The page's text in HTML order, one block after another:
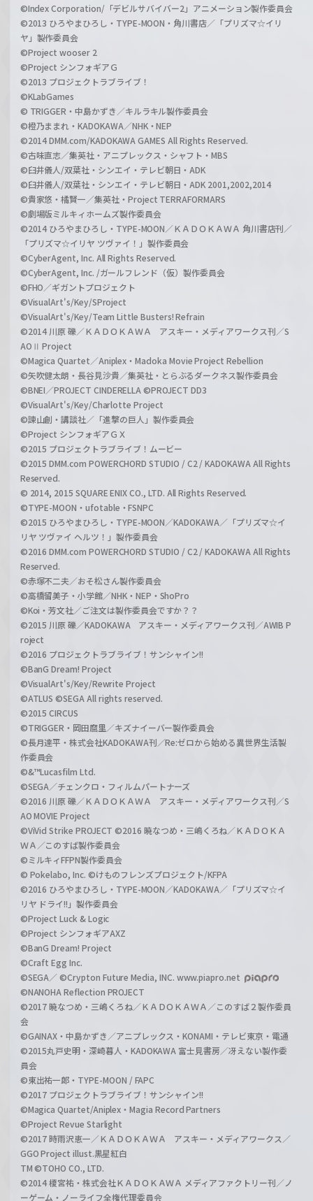
©Index Corporation/「デビルサバイバー2」アニメーション製作委員会
©2013 ひろやまひろし・TYPE-MOON・角川書店／「プリズマ☆イリ
ヤ」製作委員会
©Project wooser 2
©Project シンフォギアＧ
©2013 プロジェクトラブライブ！
©KLabGames
© TRIGGER・中島かずき／キルラキル製作委員会
©橙乃ままれ・KADOKAWA／NHK・NEP
©2014 DMM.com/KADOKAWA GAMES All Rights Reserved.
©古味直志／集英社・アニプレックス・シャフト・MBS
©臼井儀人/双葉社・シンエイ・テレビ朝日・ADK
©臼井儀人/双葉社・シンエイ・テレビ朝日・ADK 2001,2002,2014
©貴家悠・橘賢一／集英社・Project TERRAFORMARS
©劇場版ミルキィホームズ製作委員会
©2014 ひろやまひろし・TYPE-MOON／ＫＡＤＯＫＡＷＡ 角川書店刊／
「プリズマ☆イリヤ ツヴァイ！」製作委員会
©CyberAgent, Inc. All Rights Reserved.
©CyberAgent, Inc. /ガールフレンド（仮）製作委員会
©FHO／ギガントプロジェクト
©VisualArt's/Key/SProject
©VisualArt's/Key/Team Little Busters! Refrain
©2014 川原 礫／ＫＡＤＯＫＡＷＡ アスキー・メディアワークス刊／S
AOⅡ Project
©Magica Quartet／Aniplex・Madoka Movie Project Rebellion
©矢吹健太朗・長谷見沙貴／集英社・とらぶるダークネス製作委員会
©BNEI／PROJECT CINDERELLA ©PROJECT DD3
©VisualArt's/Key/Charlotte Project
©諫山創・講談社／「進撃の巨人」製作委員会
©Project シンフォギアＧＸ
©2015 プロジェクトラブライブ！ムービー
©2015 DMM.com POWERCHORD STUDIO / C2 / KADOKAWA All Rights
Reserved.
© 2014, 2015 SQUARE ENIX CO., LTD. All Rights Reserved.
©TYPE-MOON・ufotable・FSNPC
©2015 ひろやまひろし・TYPE-MOON／KADOKAWA／「プリズマ☆イ
リヤ ツヴァイ ヘルツ！」製作委員会
©2016 DMM.com POWERCHORD STUDIO / C2 / KADOKAWA All Rights
Reserved.
©赤塚不二夫／おそ松さん製作委員会
©高橋留美子・小学館／NHK・NEP・ShoPro
©Koi・芳文社／ご注文は製作委員会ですか？？
©2015 川原 礫／KADOKAWA アスキー・メディアワークス刊／AWIB P
roject
©2016 プロジェクトラブライブ！サンシャイン!!
©BanG Dream! Project
©VisualArt's/Key/Rewrite Project
©ATLUS ©SEGA All rights reserved.
©2015 CIRCUS
©TRIGGER・岡田麿里／キズナイーバー製作委員会
©長月達平・株式会社KADOKAWA刊／Re:ゼロから始める異世界生活製
作委員会
©&™Lucasfilm Ltd.
©SEGA／チェンクロ・フィルムパートナーズ
©2016 川原 礫／ＫＡＤＯＫＡＷＡ アスキー・メディアワークス刊／S
AO MOVIE Project
©ViVid Strike PROJECT ©2016 暁なつめ・三嶋くろね／ＫＡＤＯＫＡ
ＷＡ／このすば製作委員会
©ミルキィFFPN製作委員会
© Pokelabo, Inc. ©けものフレンズプロジェクト/KFPA
©2016 ひろやまひろし・TYPE-MOON／KADOKAWA／「プリズマ☆イ
リヤ ドライ!!」製作委員会
©Project Luck & Logic
©Project シンフォギアAXZ
©BanG Dream! Project
©Craft Egg Inc.
©SEGA／ ©Crypton Future Media, INC. www.piapro.net
©NANOHA Reflection PROJECT
©2017 暁なつめ・三嶋くろね／ＫＡＤＯＫＡＷＡ／このすば２製作委員
会
©GAINAX・中島かずき／アニプレックス・KONAMI・テレビ東京・電通
©2015丸戸史明・深崎暮人・KADOKAWA 富士見書房／冴えない製作委
員会
©東出祐一郎・TYPE-MOON / FAPC
©2017 プロジェクトラブライブ！サンシャイン!!
©Magica Quartet/Aniplex・Magia Record Partners
©Project Revue Starlight
©2017 時雨沢恵一／ＫＡＤＯＫＡＷＡ アスキー・メディアワークス／
GGO Project illust.黒星紅白
TM ©TOHO CO., LTD.
©2014 榎宮祐・株式会社ＫＡＤＯＫＡＷＡ メディアファクトリー刊／ノ
ーゲーム・ノーライフ全権代理委員会